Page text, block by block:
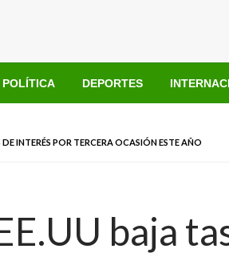
POLÍTICA DEPORTES
DE INTERÉS POR TERCERA OCASIÓN ESTE AÑO
baja